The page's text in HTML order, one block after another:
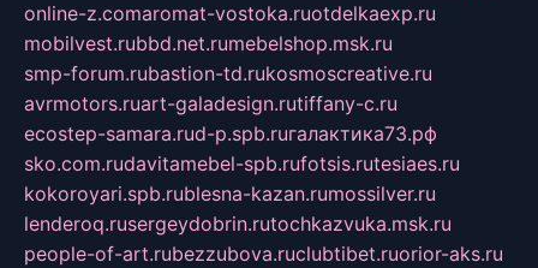
online-z.comaromat-vostoka.ruotdelkaexp.ru
mobilvest.rubbd.net.rumebelshop.msk.ru
smp-forum.rubastion-td.rukosmoscreative.ru
avrmotors.ruart-galadesign.rutiffany-c.ru
ecostep-samara.rud-p.spb.ruгалактика73.рф
sko.com.rudavitamebel-spb.rufotsis.rutesiaes.ru
kokoroyari.spb.rublesna-kazan.rumossilver.ru
lenderoq.rusergeydobrin.rutochkazvuka.msk.ru
people-of-art.rubezzubova.ruclubtibet.ruorior-aks.ru